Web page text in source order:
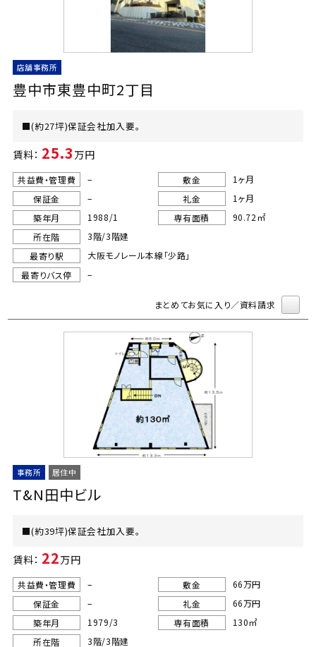
店舗事務所
豊中市東豊中町2丁目
■(約27坪)保証会社加入要。
賃料： 25.3 万円
共益費・管理費 – 敷金
1ヶ月
保証金
– 礼金
1ヶ月
築年月
1988/1 専有面積
90.72㎡
所在階
3階/3階建
最寄り駅
大阪モノレール本線「少路」
最寄りバス停
–
まとめてお気に入り／資料請求
事務所 居住中
T&N田中ビル
■(約39坪)保証会社加入要。
賃料： 22万円
共益費・管理費 – 敷金
66万円
保証金
– 礼金
66万円
築年月
1979/3 専有面積
130㎡
所在階
3階/3階建